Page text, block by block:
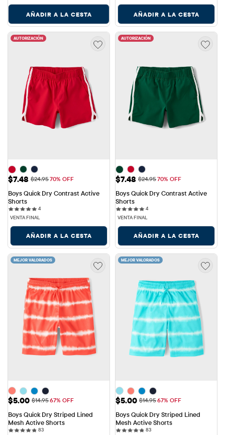
AÑADIR A LA CESTA AÑADIR A LA CESTA
AUTORIZACIÓN
Precio de venta: $7.48
$7.48 Precio original: $24.95
$24.9570% OFF
Boys Quick Dry Contrast Active
Shorts
44 reviews
VENTA FINAL
AÑADIR A LA CESTA
AUTORIZACIÓN
Precio de venta: $7.48
$7.48 Precio original: $24.95
$24.9570% OFF
Boys Quick Dry Contrast Active
Shorts
44 reviews
VENTA FINAL
AÑADIR A LA CESTA
MEJOR VALORADOS
Precio de venta: $5.00
$5.00 Precio original: $14.95
$14.9567% OFF
Boys Quick Dry Striped Lined
Mesh Active Shorts
8383 reviews
MEJOR VALORADOS
Precio de venta: $5.00
$5.00 Precio original: $14.95
$14.9567% OFF
Boys Quick Dry Striped Lined
Mesh Active Shorts
8383 reviews